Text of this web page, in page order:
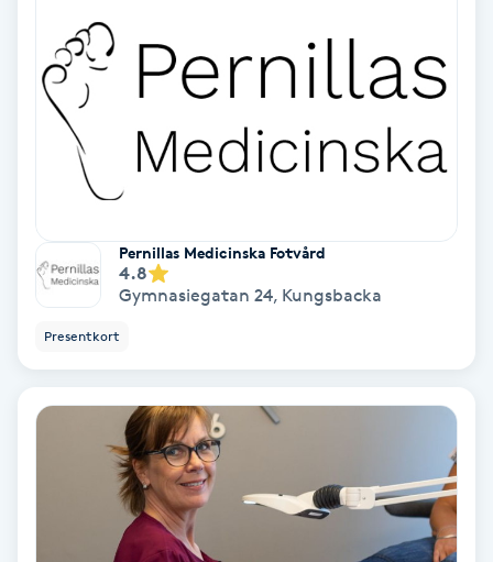
Frekvensterapi
Friskvård
Friskvårdsmassage
Frisör
Funktionsanalys
Föning
Pernillas Medicinska Fotvård
4.8
Gymnasiegatan 24, Kungsbacka
Presentkort